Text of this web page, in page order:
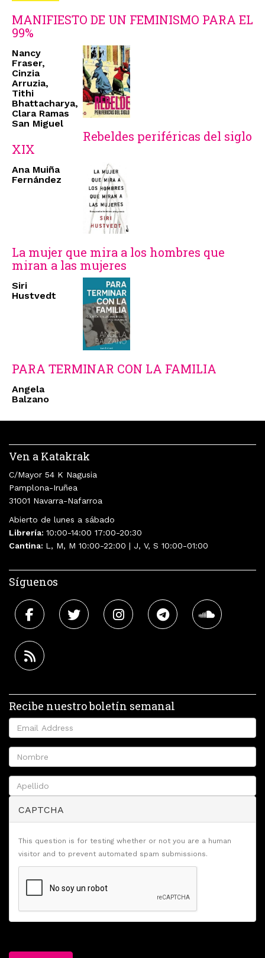
MANIFIESTO DE UN FEMINISMO PARA EL
99%
Nancy
Fraser,
Cinzia
Arruzia,
Tithi
Bhattacharya,
Clara Ramas
San Miguel
Rebeldes periféricas del siglo
XIX
Ana Muiña
Fernández
La mujer que mira a los hombres que
miran a las mujeres
Siri
Hustvedt
PARA TERMINAR CON LA FAMILIA
Angela
Balzano
Ven a Katakrak
C/Mayor 54 K Nagusia
Pamplona-Iruñea
31001 Navarra-Nafarroa
Abierto de lunes a sábado
Librería: 10:00-14:00 17:00-20:30
Cantina: L, M, M 10:00-22:00 | J, V, S 10:00-01:00
Síguenos
Recibe nuestro boletín semanal
CAPTCHA
This question is for testing whether or not you are a human
visitor and to prevent automated spam submissions.